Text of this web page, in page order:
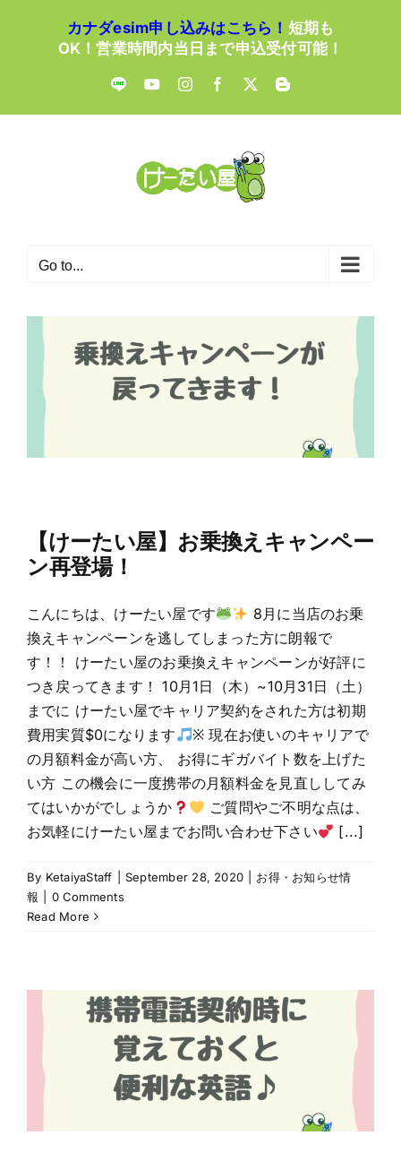
カナダesim申し込みはこちら！ 短期も
OK！営業時間内当日まで申込受付可能！
LINE YouTubeInstagramFacebook
X Blogger
Go to...
【けーたい屋】お乗換えキャンペー
ン再登場！
こんにちは、けーたい屋です
8月に当店のお乗
換えキャンペーンを逃してしまった方に朗報で
す！！ けーたい屋のお乗換えキャンペーンが好評に
つき戻ってきます！ 10月1日（木）~10月31日（土）
までに けーたい屋でキャリア契約をされた方は初期
費用実質$0になります
※ 現在お使いのキャリアで
の月額料金が高い方、 お得にギガバイト数を上げた
い方 この機会に一度携帯の月額料金を見直ししてみ
てはいかがでしょうか
ご質問やご不明な点は、
お気軽にけーたい屋までお問い合わせ下さい
[...]
By KetaiyaStaff September 28, 2020
お得・お知らせ情
報
0 Comments
Read More